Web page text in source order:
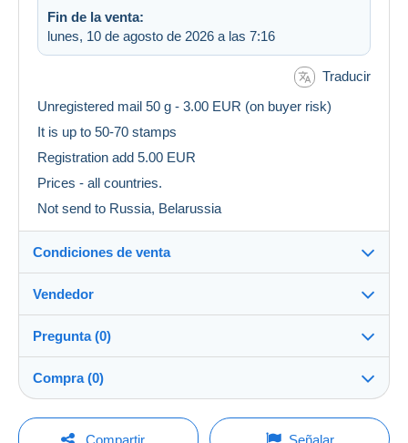
Fin de la venta:
lunes, 10 de agosto de 2026 a las 7:16
Traducir
Unregistered mail 50 g - 3.00 EUR (on buyer risk)
It is up to 50-70 stamps
Registration add 5.00 EUR
Prices - all countries.
Not send to Russia, Belarussia
Condiciones de venta
Envío tras el pago dentro de los 5 días
Precio según el modo de envío deseado
Vendedor
julius10100%(22945x)
Tienda
Pregunta (0)
Para hacer una pregunta, debe iniciar una
Compra (0)
Última actualización: 4:56:28